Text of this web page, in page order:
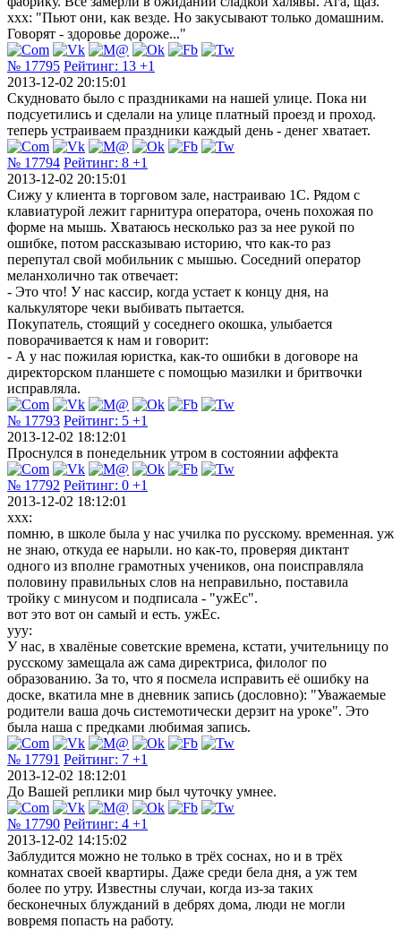
xxx: "Пьют они, как везде. Но закусывают только домашним.
Говорят - здоровье дороже..."
№ 17795 Рейтинг: 13 +1
2013-12-02 20:15:01
Скудновато было с праздниками на нашей улице. Пока ни
подсуетились и сделали на улице платный проезд и проход.
теперь устраиваем праздники каждый день - денег хватает.
№ 17794 Рейтинг: 8 +1
2013-12-02 20:15:01
Сижу у клиента в торговом зале, настраиваю 1С. Рядом с
клавиатурой лежит гарнитура оператора, очень похожая по
форме на мышь. Хватаюсь несколько раз за нее рукой по
ошибке, потом рассказываю историю, что как-то раз
перепутал свой мобильник с мышью. Соседний оператор
меланхолично так отвечает:
- Это что! У нас кассир, когда устает к концу дня, на
калькуляторе чеки выбивать пытается.
Покупатель, стоящий у соседнего окошка, улыбается
поворачивается к нам и говорит:
- А у нас пожилая юристка, как-то ошибки в договоре на
директорском планшете с помощью мазилки и бритвочки
исправляла.
№ 17793 Рейтинг: 5 +1
2013-12-02 18:12:01
Проснулся в понедельник утром в состоянии аффекта
№ 17792 Рейтинг: 0 +1
2013-12-02 18:12:01
xxx:
помню, в школе была у нас училка по русскому. временная. уж
не знаю, откуда ее нарыли. но как-то, проверяя диктант
одного из вполне грамотных учеников, она поисправляла
половину правильных слов на неправильно, поставила
тройку с минусом и подписала - "ужЕс".
вот это вот он самый и есть. ужЕс.
yyy:
У нас, в хвалёные советские времена, кстати, учительницу по
русскому замещала аж сама директриса, филолог по
образованию. За то, что я посмела исправить её ошибку на
доске, вкатила мне в дневник запись (дословно): "Уважаемые
родители ваша дочь системотически дерзит на уроке". Это
была наша с предками любимая запись.
№ 17791 Рейтинг: 7 +1
2013-12-02 18:12:01
До Вашей реплики мир был чуточку умнее.
№ 17790 Рейтинг: 4 +1
2013-12-02 14:15:02
Заблудится можно не только в трёх соснах, но и в трёх
комнатах своей квартиры. Даже среди бела дня, а уж тем
более по утру. Известны случаи, когда из-за таких
бесконечных блужданий в дебрях дома, люди не могли
вовремя попасть на работу.